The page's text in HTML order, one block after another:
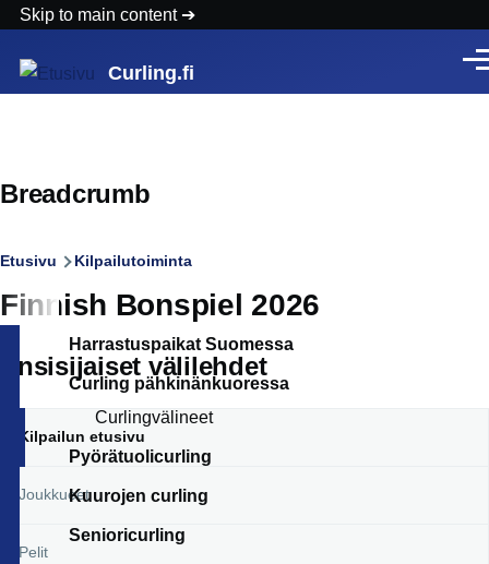
Skip to main content
Curling.fi
Harrastuspaikat Suomessa
Curling pähkinänkuoressa
Curlingvälineet
Pyörätuolicurling
Kuurojen curling
Senioricurling
Breadcrumb
Etusivu Kilpailutoiminta
Finnish Bonspiel 2026
Ensisijaiset välilehdet
Kilpailun etusivu
Joukkueet
Pelit